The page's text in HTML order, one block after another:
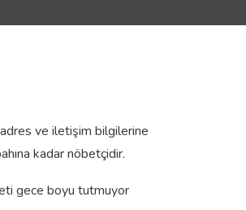
ve iletişim bilgilerine
kadar nöbetçidir.
gece boyu tutmuyor